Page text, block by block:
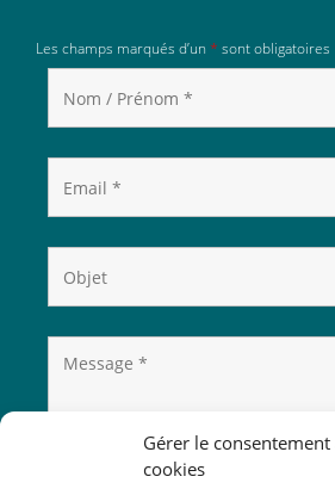
Gérer le consentement
cookies
Les champs marqués d’un * sont obligatoires